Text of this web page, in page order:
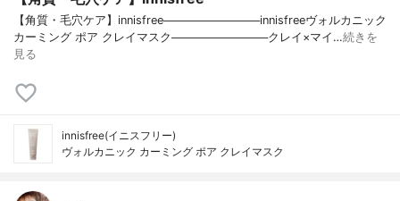
【角質・毛穴ケア】innisfree────────────innisfreeヴォルカニック
カーミング ポア クレイマスク────────────クレイ×マイ…続きを
見る
innisfree(イニスフリー)
ヴォルカニック カーミング ポア クレイマスク